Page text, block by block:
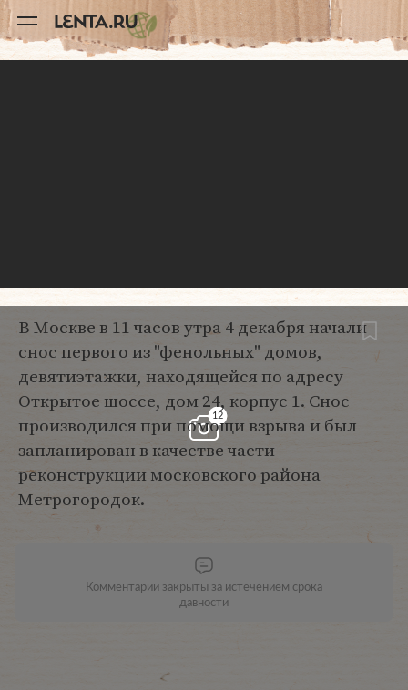
A
11
12
В Москве в 11 часов утра 4 декабря начали
снос первого из "фенольных" домов,
девятиэтажки, находящейся по адресу
Открытое шоссе, дом 24, корпус 1. Снос
производился при помощи взрыва и был
запланирован в качестве части
реконструкции московского района
Метрогородок.
Комментарии закрыты за истечением срока
давности